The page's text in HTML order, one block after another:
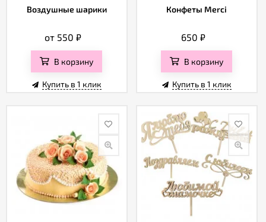
Воздушные шарики
от 550₽
В корзину
Купить в 1 клик
Конфеты Merci
650 ₽
В корзину
Купить в 1 клик